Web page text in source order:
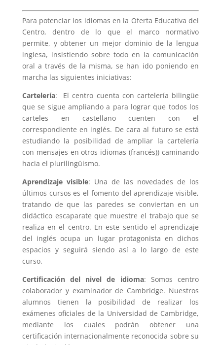
Para potenciar los idiomas en la Oferta Educativa del
Centro, dentro de lo que el marco normativo
permite, y obtener un mejor dominio de la lengua
inglesa, insistiendo sobre todo en la comunicación
oral a través de la misma, se han ido poniendo en
marcha las siguientes iniciativas:
Cartelería: El centro cuenta con cartelería bilingüe
que se sigue ampliando a para lograr que todos los
carteles en castellano cuenten con el
correspondiente en inglés. De cara al futuro se está
estudiando la posibilidad de ampliar la cartelería
con mensajes en otros idiomas (francés)) caminando
hacia el plurilingüismo.
Aprendizaje visible: Una de las novedades de los
últimos cursos es el fomento del aprendizaje visible,
tratando de que las paredes se conviertan en un
didáctico escaparate que muestre el trabajo que se
realiza en el centro. En este sentido el aprendizaje
del inglés ocupa un lugar protagonista en dichos
espacios y seguirá siendo así a lo largo de este
curso.
Certificación del nivel de idioma: Somos centro
colaborador y examinador de Cambridge. Nuestros
alumnos tienen la posibilidad de realizar los
exámenes oficiales de la Universidad de Cambridge,
mediante los cuales podrán obtener una
certificación internacionalmente reconocida sobre su